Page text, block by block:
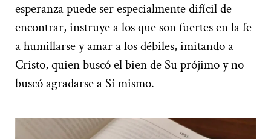
esperanza puede ser especialmente difícil de
encontrar, instruye a los que son fuertes en la fe
a humillarse y amar a los débiles, imitando a
Cristo, quien buscó el bien de Su prójimo y no
buscó agradarse a Sí mismo.